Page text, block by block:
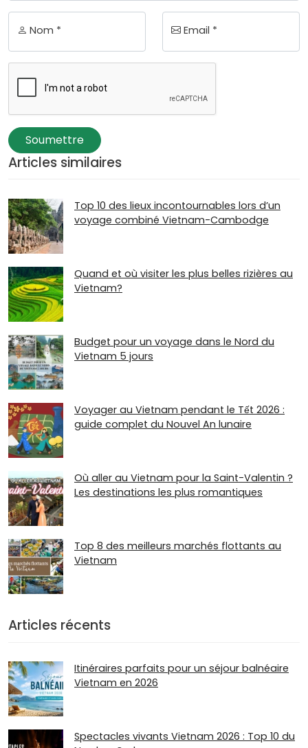
Nom * Email *
Soumettre
Articles similaires
Top 10 des lieux incontournables lors d’un
voyage combiné Vietnam-Cambodge
Quand et où visiter les plus belles rizières au
Vietnam?
Budget pour un voyage dans le Nord du
Vietnam 5 jours
Voyager au Vietnam pendant le Tết 2026 :
guide complet du Nouvel An lunaire
Où aller au Vietnam pour la Saint-Valentin ?
Les destinations les plus romantiques
Top 8 des meilleurs marchés flottants au
Vietnam
Articles récents
Itinéraires parfaits pour un séjour balnéaire
Vietnam en 2026
Spectacles vivants Vietnam 2026 : Top 10 du